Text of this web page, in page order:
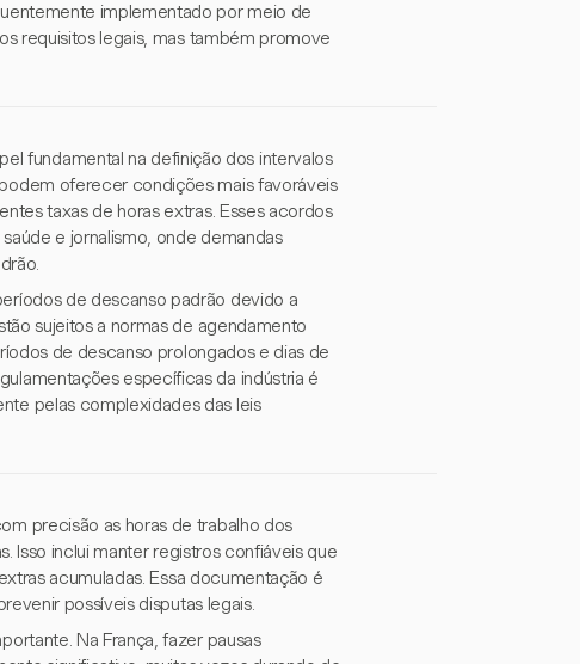
implementado por meio de
requisitos legais, mas também promove
fundamental na definição dos intervalos
oferecer condições mais favoráveis
taxas de horas extras. Esses acordos
e jornalismo, onde demandas
de descanso padrão devido a
sujeitos a normas de agendamento
de descanso prolongados e dias de
específicas da indústria é
pelas complexidades das leis
precisão as horas de trabalho dos
Isso inclui manter registros confiáveis que
acumuladas. Essa documentação é
possíveis disputas legais.
Na França, fazer pausas